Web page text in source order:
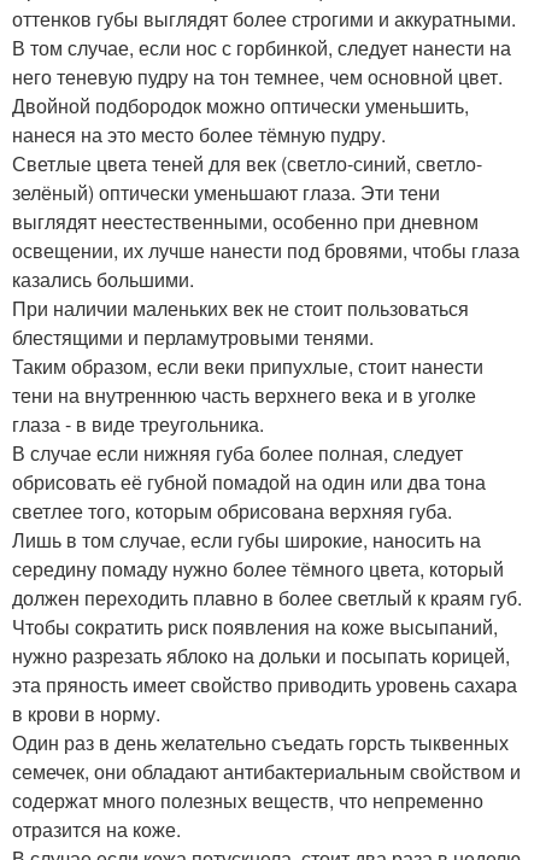
оттенков губы выглядят более строгими и аккуратными.
В том случае, если нос с горбинкой, следует нанести на
него теневую пудру на тон темнее, чем основной цвет.
Двойной подбородок можно оптически уменьшить,
нанеся на это место более тёмную пудру.
Светлые цвета теней для век (светло-синий, светло-
зелёный) оптически уменьшают глаза. Эти тени
выглядят неестественными, особенно при дневном
освещении, их лучше нанести под бровями, чтобы глаза
казались большими.
При наличии маленьких век не стоит пользоваться
блестящими и перламутровыми тенями.
Таким образом, если веки припухлые, стоит нанести
тени на внутреннюю часть верхнего века и в уголке
глаза - в виде треугольника.
В случае если нижняя губа более полная, следует
обрисовать её губной помадой на один или два тона
светлее того, которым обрисована верхняя губа.
Лишь в том случае, если губы широкие, наносить на
середину помаду нужно более тёмного цвета, который
должен переходить плавно в более светлый к краям губ.
Чтобы сократить риск появления на коже высыпаний,
нужно разрезать яблоко на дольки и посыпать корицей,
эта пряность имеет свойство приводить уровень сахара
в крови в норму.
Один раз в день желательно съедать горсть тыквенных
семечек, они обладают антибактериальным свойством и
содержат много полезных веществ, что непременно
отразится на коже.